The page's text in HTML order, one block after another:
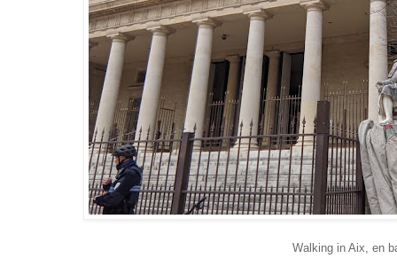
Walking in Aix, en